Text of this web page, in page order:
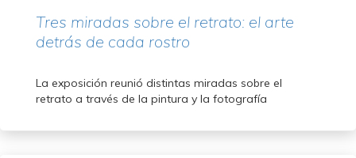
Tres miradas sobre el retrato: el arte
detrás de cada rostro
La exposición reunió distintas miradas sobre el
retrato a través de la pintura y la fotografía